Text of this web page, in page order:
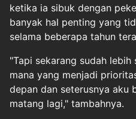
ketika ia sibuk dengan
banyak hal penting yang
selama beberapa tahun
"Tapi sekarang sudah
mana yang menjadi
depan dan seterusnya aku
matang lagi," tambahnya.